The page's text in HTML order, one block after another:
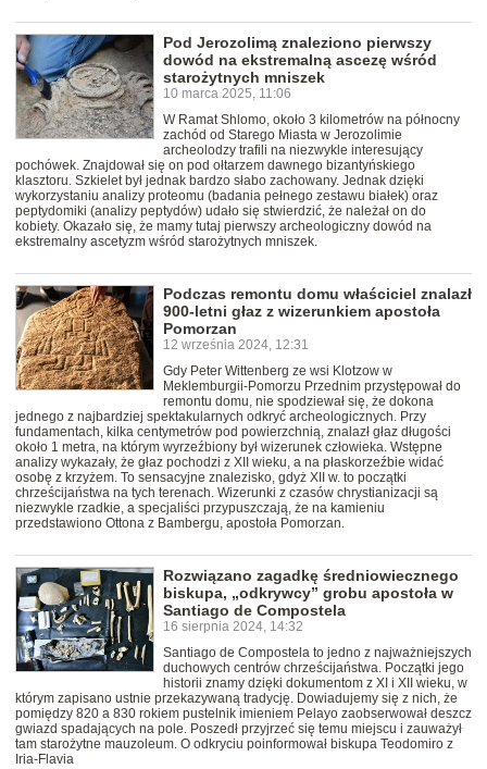
Pod Jerozolimą znaleziono pierwszy
dowód na ekstremalną ascezę wśród
starożytnych mniszek
10 marca 2025, 11:06
W Ramat Shlomo, około 3 kilometrów na północny
zachód od Starego Miasta w Jerozolimie
archeolodzy trafili na niezwykle interesujący
pochówek. Znajdował się on pod ołtarzem dawnego bizantyńskiego
klasztoru. Szkielet był jednak bardzo słabo zachowany. Jednak dzięki
wykorzystaniu analizy proteomu (badania pełnego zestawu białek) oraz
peptydomiki (analizy peptydów) udało się stwierdzić, że należał on do
kobiety. Okazało się, że mamy tutaj pierwszy archeologiczny dowód na
ekstremalny ascetyzm wśród starożytnych mniszek.
Podczas remontu domu właściciel znalazł
900-letni głaz z wizerunkiem apostoła
Pomorzan
12 września 2024, 12:31
Gdy Peter Wittenberg ze wsi Klotzow w
Meklemburgii-Pomorzu Przednim przystępował do
remontu domu, nie spodziewał się, że dokona
jednego z najbardziej spektakularnych odkryć archeologicznych. Przy
fundamentach, kilka centymetrów pod powierzchnią, znalazł głaz długości
około 1 metra, na którym wyrzeźbiony był wizerunek człowieka. Wstępne
analizy wykazały, że głaz pochodzi z XII wieku, a na płaskorzeźbie widać
osobę z krzyżem. To sensacyjne znalezisko, gdyż XII w. to początki
chrześcijaństwa na tych terenach. Wizerunki z czasów chrystianizacji są
niezwykle rzadkie, a specjaliści przypuszczają, że na kamieniu
przedstawiono Ottona z Bambergu, apostoła Pomorzan.
Rozwiązano zagadkę średniowiecznego
biskupa, „odkrywcy” grobu apostoła w
Santiago de Compostela
16 sierpnia 2024, 14:32
Santiago de Compostela to jedno z najważniejszych
duchowych centrów chrześcijaństwa. Początki jego
historii znamy dzięki dokumentom z XI i XII wieku, w
którym zapisano ustnie przekazywaną tradycję. Dowiadujemy się z nich, że
pomiędzy 820 a 830 rokiem pustelnik imieniem Pelayo zaobserwował deszcz
gwiazd spadających na pole. Poszedł przyjrzeć się temu miejscu i zauważył
tam starożytne mauzoleum. O odkryciu poinformował biskupa Teodomiro z
Iria-Flavia